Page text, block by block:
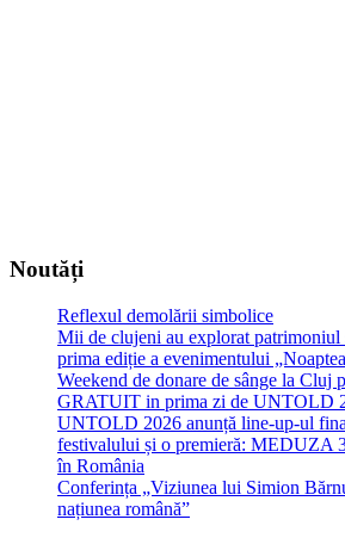
Noutăți
Reflexul demolării simbolice
Mii de clujeni au explorat patrimoniul
prima ediție a evenimentului
Weekend de donare de sânge la Cluj
GRATUIT in prima zi de UNTOLD
UNTOLD 2026 anunță line-up-ul
festivalului și o premieră: MEDUZA
în România
Conferința „Viziunea lui Simion
națiunea română”